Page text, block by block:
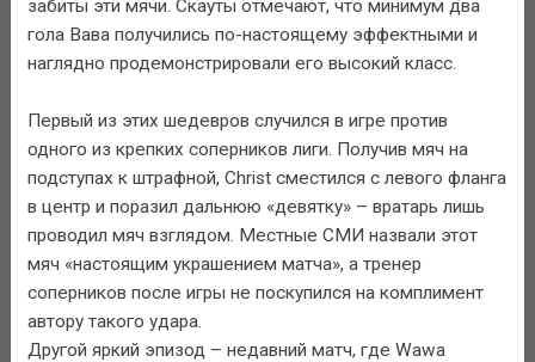
забиты эти мячи. Скауты отмечают, что минимум два
гола Вава получились по-настоящему эффектными и
наглядно продемонстрировали его высокий класс.
Первый из этих шедевров случился в игре против
одного из крепких соперников лиги. Получив мяч на
подступах к штрафной, Christ сместился с левого фланга
в центр и поразил дальнюю «девятку» – вратарь лишь
проводил мяч взглядом. Местные СМИ назвали этот
мяч «настоящим украшением матча», а тренер
соперников после игры не поскупился на комплимент
автору такого удара.
Другой яркий эпизод – недавний матч, где Wawa